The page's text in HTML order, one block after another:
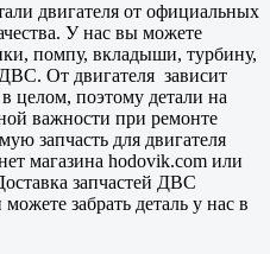
двигателя от официальных
У нас вы можете
помпу, вкладыши, турбину,
От двигателя зависит
целом, поэтому детали на
важности при ремонте
запчасть для двигателя
магазина hodovik.com или
запчастей ДВС
забрать деталь у нас в